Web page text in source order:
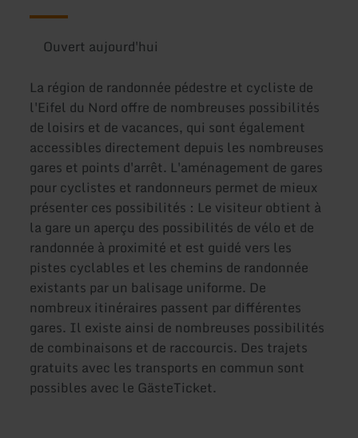
Ouvert aujourd'hui
La région de randonnée pédestre et cycliste de
l'Eifel du Nord offre de nombreuses possibilités
de loisirs et de vacances, qui sont également
accessibles directement depuis les nombreuses
gares et points d'arrêt. L'aménagement de gares
pour cyclistes et randonneurs permet de mieux
présenter ces possibilités : Le visiteur obtient à
la gare un aperçu des possibilités de vélo et de
randonnée à proximité et est guidé vers les
pistes cyclables et les chemins de randonnée
existants par un balisage uniforme. De
nombreux itinéraires passent par différentes
gares. Il existe ainsi de nombreuses possibilités
de combinaisons et de raccourcis. Des trajets
gratuits avec les transports en commun sont
possibles avec le GästeTicket.